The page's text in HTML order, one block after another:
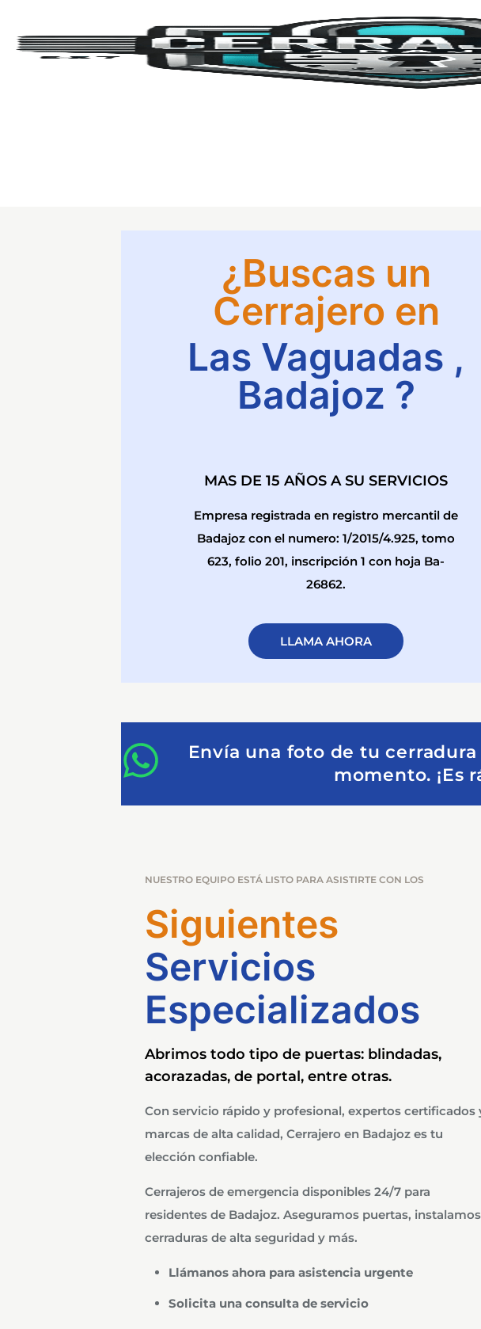
¿Buscas un
Cerrajero en
Las Vaguadas ,
Badajoz ?
MAS DE 15 AÑOS A SU SERVICIOS
Empresa registrada en registro mercantil de
Badajoz con el numero: 1/2015/4.925, tomo
623, folio 201, inscripción 1 con hoja Ba-
26862.
LLAMA AHORA
Envía una foto de tu
momento. ¡Es
NUESTRO EQUIPO ESTÁ LISTO PARA ASISTIRTE CON LOS
Siguientes
Servicios
Especializados
Abrimos todo tipo de puertas: blindadas,
acorazadas, de portal, entre otras.
Con servicio rápido y profesional, expertos certificados
marcas de alta calidad, Cerrajero en Badajoz es tu
elección confiable.
Cerrajeros de emergencia disponibles 24/7 para
residentes de Badajoz. Aseguramos puertas, instalamos
cerraduras de alta seguridad y más.
Llámanos ahora para asistencia urgente
Solicita una consulta de servicio